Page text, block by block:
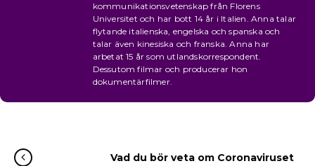
kommunikationsvetenskap från Florens
Universitet och har bott 14 år i Italien. Anna talar
flytande italienska, engelska och spanska och
talar även kinesiska och franska. Anna har
arbetat 15 år som utlandskorrespondent.
Dessutom filmar och producerar hon
dokumentärfilmer.
Vad du bör veta om Coronaviruset